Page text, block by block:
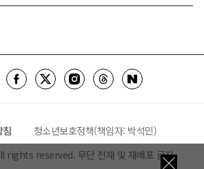
침
청소년보호정책(책임자: 박석민)
rights reserved. 무단 전재 및 재배포 금지.